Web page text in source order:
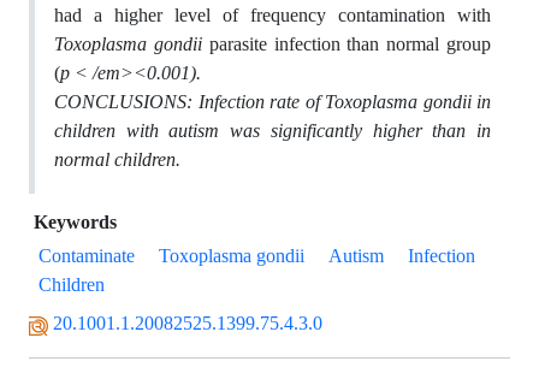
had a higher level of frequency contamination with
Toxoplasma gondiiparasite infection than normal group
(p < /em><0.001).
CONCLUSIONS: Infection rate ofToxoplasma gondiiin
children with autism was significantly higher than in
normal children.
Keywords
Contaminate
Toxoplasma gondii Autism
Infection
Children
20.1001.1.20082525.1399.75.4.3.0